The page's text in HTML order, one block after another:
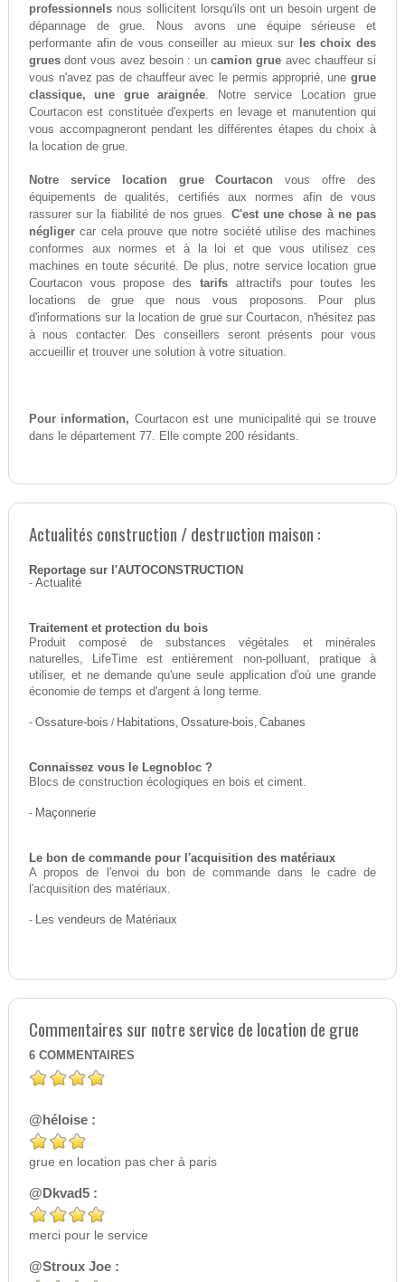
professionnelsnous sollicitent lorsqu'ils ont un besoin urgent de
dépannage de grue. Nous avons une équipe sérieuse et
performante afin de vous conseiller au mieux sur
les choix des
gruesdont vous avez besoin : uncamion grue avec chauffeur si
vous n'avez pas de chauffeur avec le permis approprié, unegrue
classique, une grue araignée. Notre service Location grue
Courtacon est constituée d'experts en levage et manutention qui
vous accompagneront pendant les différentes étapes du choix à
la location de grue.
Notre service location grue Courtacon vous offre des
équipements de qualités, certifiés aux normes afin de vous
rassurer sur la fiabilité de nos grues. C'est une chose à ne pas
négligercar cela prouve que notre société utilise des machines
conformes aux normes et à la loi et que vous utilisez ces
machines en toute sécurité. De plus, notre service location grue
Courtacon vous propose des tarifs attractifs pour toutes les
locations de grue que nous vous proposons. Pour plus
d'informations sur la location de grue sur Courtacon, n'hésitez pas
à nous contacter. Des conseillers seront présents pour vous
accueillir et trouver une solution à votre situation.
Pour information, Courtacon est une municipalité qui se trouve
dans le département 77. Elle compte 200 résidants.
Actualités construction / destruction maison :
Reportage sur l'AUTOCONSTRUCTION
- Actualité
Traitement et protection du bois
Produit composé de substances végétales et minérales
naturelles, LifeTime est entièrement non-polluant, pratique à
utiliser, et ne demande qu'une seule application d'où une grande
économie de temps et d'argent à long terme.
- Ossature-bois / Habitations, Ossature-bois, Cabanes
Connaissez vous le Legnobloc ?
Blocs de construction écologiques en bois et ciment.
- Maçonnerie
Le bon de commande pour l'acquisition des matériaux
A propos de l'envoi du bon de commande dans le cadre de
l'acquisition des matériaux.
- Les vendeurs de Matériaux
Commentaires sur notre service de location de grue
6 COMMENTAIRES
@héloise :
grue en location pas cher à paris
@Dkvad5 :
merci pour le service
@Stroux Joe :